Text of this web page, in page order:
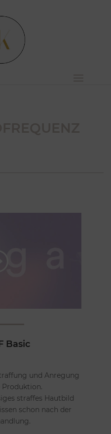
Basic
und Anregung
Produktion.
straffes Hautbild
schon nach der